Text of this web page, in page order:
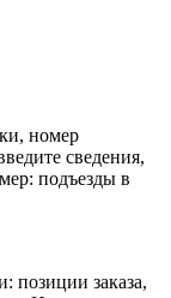
номер
сведения,
подъезды в
позиции заказа,